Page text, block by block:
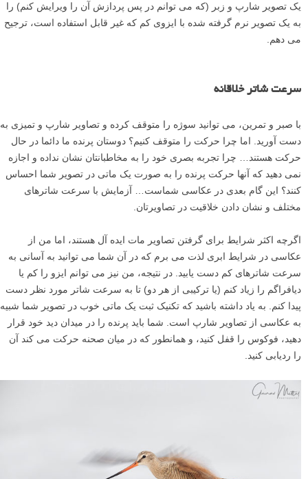
یک تصویر شارپ و زبر (که می توانم در پس پردازش آن را ویرایش کنم) را
به یک تصویر نرم گرفته شده با ایزوی کم که غیر قابل استفاده است، ترجیح
می دهم.
سرعت شاتر خلاقانه
با صبر و تمرین، می توانید سوژه را متوقف کرده و تصاویر شارپ و تمیزی به
دست آورید. اما چرا حرکت را متوقف کنیم؟ دوستان پرنده ما دائما در حال
حرکت هستند… چرا تجربه بصری خود را به مخاطبانتان نشان نداده و اجازه
نمی دهید که آنها حرکت پرنده را به صورت یک ماتی در تصویر شما احساس
کنند؟ این گام بعدی در عکاسی شماست… آزمایش با سرعت شاترهای
مختلف و نشان دادن خلاقیت در تصاویرتان.
اگرچه اکثر شرایط برای گرفتن تصاویر مات ایده آل هستند، اما من از
عکاسی در شرایط ابری لذت می برم که در آن شما می توانید به آسانی به
سرعت شاترهای کم دست یابید. در نتیجه، من نیز می توانم ایزو را کم یا
دیافراگم را زیاد کنم (یا ترکیبی از هر دو) تا به سرعت شاتر مورد نظر دست
پیدا کنم. به یاد داشته باشید که تکنیک ثبت یک ماتی خوب در تصویر شما شبیه
به عکاسی از تصاویر شارپ است. شما باید پرنده را در میدان دید خود قرار
دهید، فوکوس را قفل کنید، و همانطور که در میان صحنه حرکت می کند آن
را ردیابی کنید.